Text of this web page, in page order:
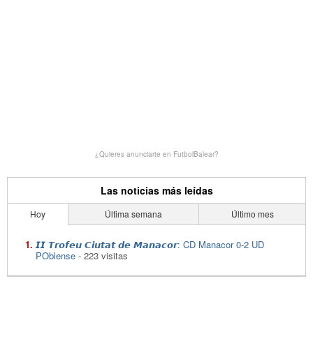
¿Quieres anunciarte en FutbolBalear?
Las noticias más leídas
Hoy Última semana Último mes
𝙄𝙄 𝙏𝙧𝙤𝙛𝙚𝙪 𝘾𝙞𝙪𝙩𝙖𝙩 𝙙𝙚 𝙈𝙖𝙣𝙖𝙘𝙤𝙧: CD Manacor 0-2 UD
POblense - 223 visitas